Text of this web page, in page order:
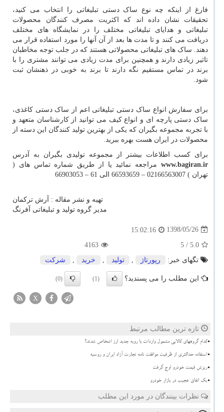
فارغ از اینکه چه نوع ساک دستی تبلیغاتی را انتخاب می کنید،
تحقیقات نشان داده اند که اکثریت مصرف کنندگان محصولات
تبلیغاتی و هدایای تبلیغاتی مختلف را در نمایشگاه های مختلف
دریافت می کنند و تا مدت ها بعد از آن آنها را مورد استفاده قرار می
دهند. ساک های تبلیغاتی محصولاتی هستند که در جلب توجه مخاطبان
تاثیر زیادی دارند و همچنین برای مدت زیادی می توانند مشتری را با
برند در تماس مستقیم نگه دارند تا برند به خوبی در ذهنشان ثبت
شود.
برای سفارش انواع ساک دستی تبلیغاتی اعم از ساک دستی کاغذی،
ساک دستی پارچه ای و انواع کیف می توانید از کارشناسان متعهد و
با تجربه مجموعه بگیران که یکی از بهترین تولید کنندگان این دسته از
محصولات در ایران هست بهره ببرید.
برای کسب اطلاعات بیشتر از مجموعه تولیدی بگیران به آدرس
www.bagiran.ir مراجعه نمائید یا از طریق شماره تماس های (
تهران ) 02166563007 – 66593659 الی 61 – 66903053
تهیه و نشر مقاله : آرش ترکمان
مدیر گروه تولید و تبلیغاتی آفرنگ
1398/05/26
15:02:16
5.0
/ 5
4163
تگهای خبر:
رپورتاژ , تولید , خرید , شركت
این مطلب را می پسندید؟ (1)
(0)
X
تازه ترین مطالب مرتبط
کدام گروههای کالایی مشمول واردات با رویه جدید ارز اشخاص شدند؟
استفاده حداکثری از ظرفیت موافقت نامه تجارت آزاد ایران و روسیه
ریزش قیمت خودرو اوج گرفت
بک اتفاق عجیب در بازار خودرو
نظرات بینندگان در مورد این مطلب